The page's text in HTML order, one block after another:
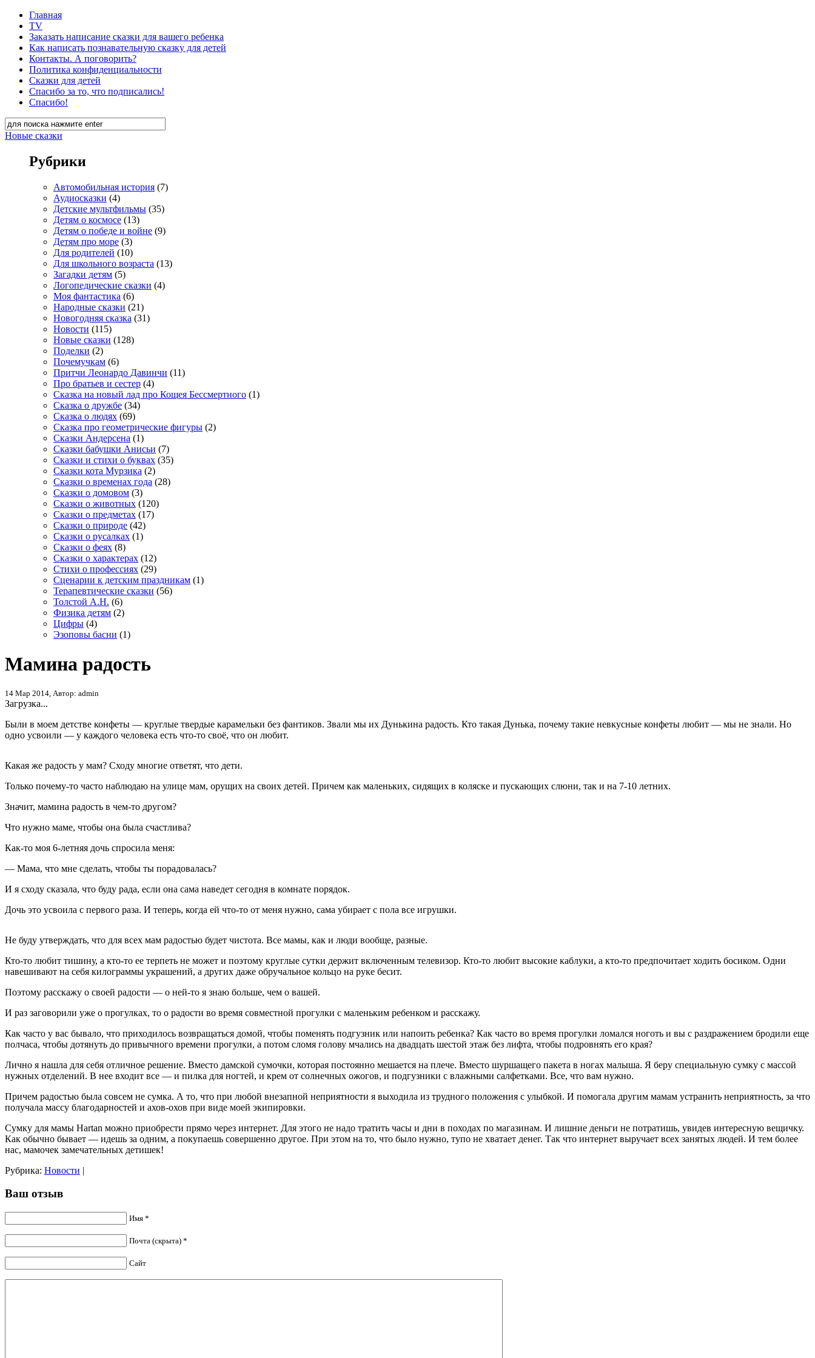
Главная
TV
Заказать написание сказки для вашего ребенка
Как написать познавательную сказку для детей
Контакты. А поговорить?
Политика конфиденциальности
Сказки для детей
Спасибо за то, что подписались!
Спасибо!
Новые сказки
Рубрики
Автомобильная история (7)
Аудиосказки (4)
Детские мультфильмы (35)
Детям о космосе (13)
Детям о победе и войне (9)
Детям про море (3)
Для родителей (10)
Для школьного возраста (13)
Загадки детям (5)
Логопедические сказки (4)
Моя фантастика (6)
Народные сказки (21)
Новогодняя сказка (31)
Новости (115)
Новые сказки (128)
Поделки (2)
Почемучкам (6)
Притчи Леонардо Давинчи (11)
Про братьев и сестер (4)
Сказка на новый лад про Кощея Бессмертного (1)
Сказка о дружбе (34)
Сказка о людях (69)
Сказка про геометрические фигуры (2)
Сказки Андерсена (1)
Сказки бабушки Анисьи (7)
Сказки и стихи о буквах (35)
Сказки кота Мурзика (2)
Сказки о временах года (28)
Сказки о домовом (3)
Сказки о животных (120)
Сказки о предметах (17)
Сказки о природе (42)
Сказки о русалках (1)
Сказки о феях (8)
Сказки о характерах (12)
Стихи о профессиях (29)
Сценарии к детским праздникам (1)
Терапевтические сказки (56)
Толстой А.Н. (6)
Физика детям (2)
Цифры (4)
Эзоповы басни (1)
Мамина радость
14 Мар 2014, Автор: admin
Загрузка...
Были в моем детстве конфеты — круглые твердые карамельки без фантиков. Звали мы их Дунькина радость. Кто такая Дунька, почему такие невкусные конфеты любит — мы не знали. Но
одно усвоили — у каждого человека есть что-то своё, что он любит.
Какая же радость у мам? Сходу многие ответят, что дети.
Только почему-то часто наблюдаю на улице мам, орущих на своих детей. Причем как маленьких, сидящих в коляске и пускающих слюни, так и на 7-10 летних.
Значит, мамина радость в чем-то другом?
Что нужно маме, чтобы она была счастлива?
Как-то моя 6-летняя дочь спросила меня:
— Мама, что мне сделать, чтобы ты порадовалась?
И я сходу сказала, что буду рада, если она сама наведет сегодня в комнате порядок.
Дочь это усвоила с первого раза. И теперь, когда ей что-то от меня нужно, сама убирает с пола все игрушки.
Не буду утверждать, что для всех мам радостью будет чистота. Все мамы, как и люди вообще, разные.
Кто-то любит тишину, а кто-то ее терпеть не может и поэтому круглые сутки держит включенным телевизор. Кто-то любит высокие каблуки, а кто-то предпочитает ходить босиком. Одни
навешивают на себя килограммы украшений, а других даже обручальное кольцо на руке бесит.
Поэтому расскажу о своей радости — о ней-то я знаю больше, чем о вашей.
И раз заговорили уже о прогулках, то о радости во время совместной прогулки с маленьким ребенком и расскажу.
Как часто у вас бывало, что приходилось возвращаться домой, чтобы поменять подгузник или напоить ребенка? Как часто во время прогулки ломался ноготь и вы с раздражением бродили еще
полчаса, чтобы дотянуть до привычного времени прогулки, а потом сломя голову мчались на двадцать шестой этаж без лифта, чтобы подровнять его края?
Лично я нашла для себя отличное решение. Вместо дамской сумочки, которая постоянно мешается на плече. Вместо шуршащего пакета в ногах малыша. Я беру специальную сумку с массой
нужных отделений. В нее входит все — и пилка для ногтей, и крем от солнечных ожогов, и подгузники с влажными салфетками. Все, что вам нужно.
Причем радостью была совсем не сумка. А то, что при любой внезапной неприятности я выходила из трудного положения с улыбкой. И помогала другим мамам устранить неприятность, за что
получала массу благодарностей и ахов-охов при виде моей экипировки.
Сумку для мамы Hartan можно приобрести прямо через интернет. Для этого не надо тратить часы и дни в походах по магазинам. И лишние деньги не потратишь, увидев интересную вещичку.
Как обычно бывает — идешь за одним, а покупаешь совершенно другое. При этом на то, что было нужно, тупо не хватает денег. Так что интернет выручает всех занятых людей. И тем более
нас, мамочек замечательных детишек!
Рубрика: Новости |
Ваш отзыв
Имя *
Почта (скрыта) *
Сайт